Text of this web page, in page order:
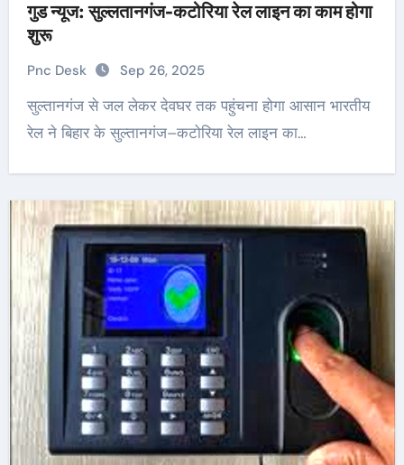
गुड न्यूज: सुल्लतानगंज-कटोरिया रेल लाइन का काम होगा
शुरू
Pnc Desk Sep 26, 2025
सुल्तानगंज से जल लेकर देवघर तक पहुंचना होगा आसान भारतीय
रेल ने बिहार के सुल्तानगंज–कटोरिया रेल लाइन का…